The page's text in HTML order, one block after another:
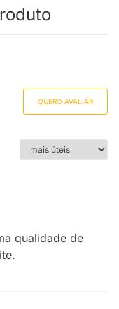
QUERO AVALIAR
qualidade de